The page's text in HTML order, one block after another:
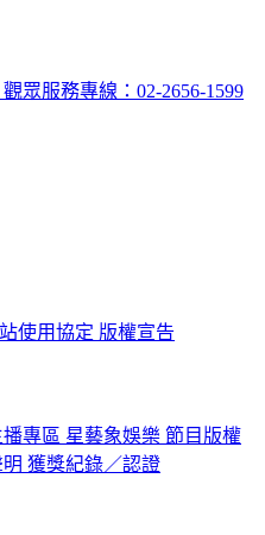
觀眾服務專線：02-2656-1599
使用協定 版權宣告
播專區 星藝象娛樂 節目版權
獲獎紀錄／認證